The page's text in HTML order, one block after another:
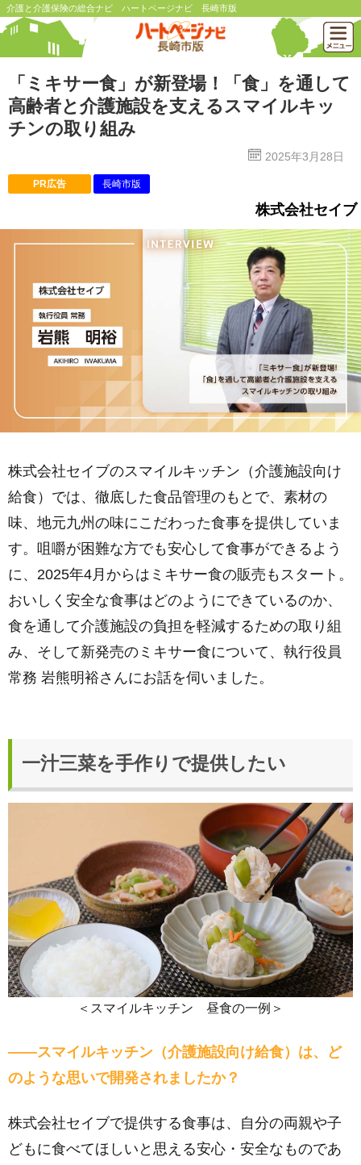
介護と介護保険の総合ナビ ハートページナビ 長崎市版
「ミキサー食」が新登場！「食」を通して
高齢者と介護施設を支えるスマイルキッ
チンの取り組み
2025年3月28日
PR広告 長崎市版
株式会社セイブ
株式会社セイブのスマイルキッチン（介護施設向け
給食）では、徹底した食品管理のもとで、素材の
味、地元九州の味にこだわった食事を提供していま
す。咀嚼が困難な方でも安心して食事ができるよう
に、2025年4月からはミキサー食の販売もスタート。
おいしく安全な食事はどのようにできているのか、
食を通して介護施設の負担を軽減するための取り組
み、そして新発売のミキサー食について、執行役員
常務 岩熊明裕さんにお話を伺いました。
一汁三菜を手作りで提供したい
＜スマイルキッチン 昼食の一例＞
――スマイルキッチン（介護施設向け給食）は、ど
のような思いで開発されましたか？
株式会社セイブで提供する食事は、自分の両親や子
どもに食べてほしいと思える安心・安全なものであ